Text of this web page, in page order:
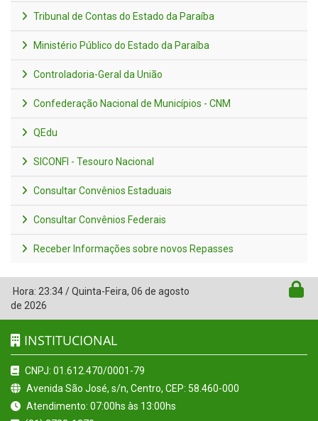
Tribunal de Contas do Estado da Paraíba
Ministério Público do Estado da Paraíba
Controladoria-Geral da União
Confederação Nacional de Municípios - CNM
QEdu
SICONFI - Tesouro Nacional
Consultar Convênios Estaduais
Consultar Convênios Federais
Receber Informações sobre novos Repasses
Hora: 23:34/Quinta-Feira, 06 de agosto
de 2026
INSTITUCIONAL
CNPJ: 01.612.470/0001-79
Avenida São José, s/n, Centro, CEP: 58.460-000
Atendimento: 07:00hs às 13:00hs